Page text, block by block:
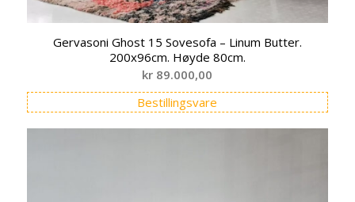
Gervasoni Ghost 15 Sovesofa – Linum Butter.
200x96cm. Høyde 80cm.
kr 89.000,00
Bestillingsvare